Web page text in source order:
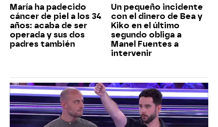
María ha padecido
cáncer de piel a los 34
años: acaba de ser
operada y sus dos
padres también
Un pequeño incidente
con el dinero de Bea y
Kiko en el último
segundo obliga a
Manel Fuentes a
intervenir